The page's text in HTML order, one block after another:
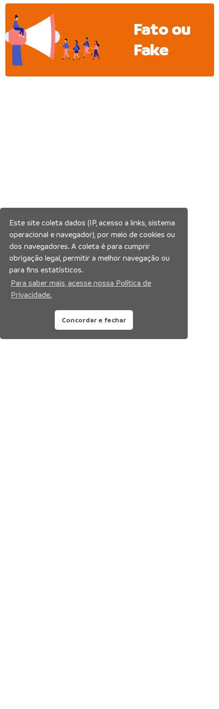
Fato ou
Fake
Este site coleta dados (IP, acesso a links, sistema
operacional e navegador), por meio de cookies ou
dos navegadores. A coleta é para cumprir
obrigação legal, permitir a melhor navegação ou
para fins estatísticos.
Para saber mais, acesse nossa Política de
Privacidade.
Concordar e fechar